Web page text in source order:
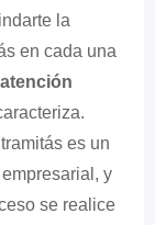
la
en cada una
atención
es un
y
se realice